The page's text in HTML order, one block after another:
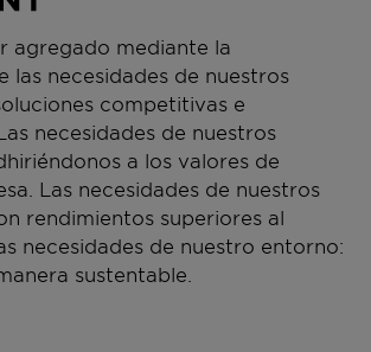
agregado mediante la
las necesidades de nuestros
competitivas e
necesidades de nuestros
a los valores de
Las necesidades de nuestros
rendimientos superiores al
necesidades de nuestro entorno:
sustentable.